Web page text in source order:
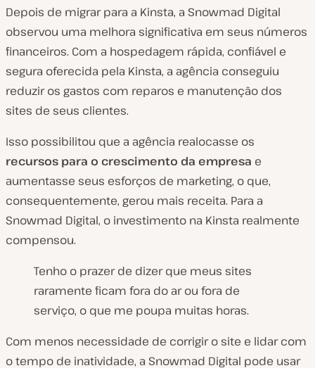
Depois de migrar para a Kinsta, a Snowmad Digital
observou uma melhora significativa em seus números
financeiros. Com a hospedagem rápida, confiável e
segura oferecida pela Kinsta, a agência conseguiu
reduzir os gastos com reparos e manutenção dos
sites de seus clientes.
Isso possibilitou que a agência realocasse os
recursos para o crescimento da empresa e
aumentasse seus esforços de marketing, o que,
consequentemente, gerou mais receita. Para a
Snowmad Digital, o investimento na Kinsta realmente
compensou.
Tenho o prazer de dizer que meus sites
raramente ficam fora do ar ou fora de
serviço, o que me poupa muitas horas.
Com menos necessidade de corrigir o site e lidar com
o tempo de inatividade, a Snowmad Digital pode usar